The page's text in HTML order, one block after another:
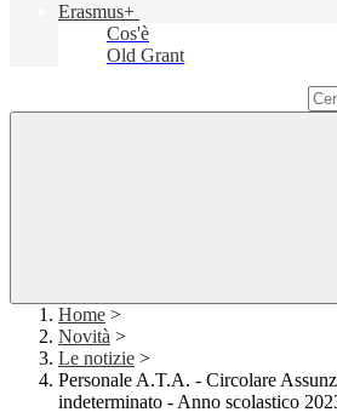
Erasmus+
Cos'è
Old Grant
Home >
Novità >
Le notizie >
Personale A.T.A. - Circolare
indeterminato - Anno scolastico